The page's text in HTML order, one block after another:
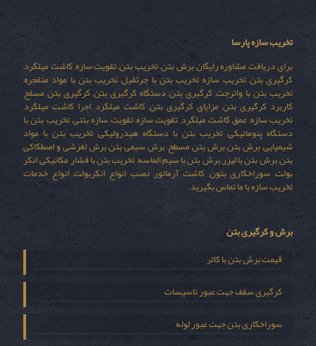
تخریب سازه پارسا
برای دریافت مشاوره رایگان برش بتن, تخریب بتن, تقویت سازه, کاشت میلگرد,
کرگیری بتن, تخریب سازه, تخریب بتن با جرثقیل, تخریب بتن با مواد منفجره,
تخریب بتن با واترجت, کرگیری بتن, دستگاه کرگیری بتن, کرگیری بتن مسلح,
کاربرد کرگیری بتن, مزایای کرگیری بتن, کاشت میلگرد, اجرا کاشت میلگرد,
تخریب سازه, عمق کاشت میلگرد, تقویت سازه, تقویت سازه بتنی, تخریب بتن با
دستگاه پنوماتیکی, تخریب بتن با دستگاه هیدرولیکی, تخریب بتن با مواد
شیمیایی, برش بتن, برش بتن مسطح, برش سیمی بتن, برش لغزشی و اصطکاکی
بتن, برش بتن با لیزر, برش بتن با سیم الماسه, تخریب بتن با فشار مکانیکی, انکر
بولت, سوراخکاری بتون, کاشت آرماتور, نصب انواع انکربولت, انواع خدمات
تخریب سازه با ما تماس بگیرید.
برش و کرگیری بتن
قیمت برش بتن با کاتر
کرگیری سقف جهت عبور تاسیسات
سوراخکاری بتن جهت عبور لوله